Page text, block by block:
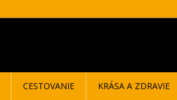
CESTOVANIE KRÁSA A ZDRAVIE